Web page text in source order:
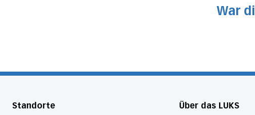
War
Standorte Über das LUKS